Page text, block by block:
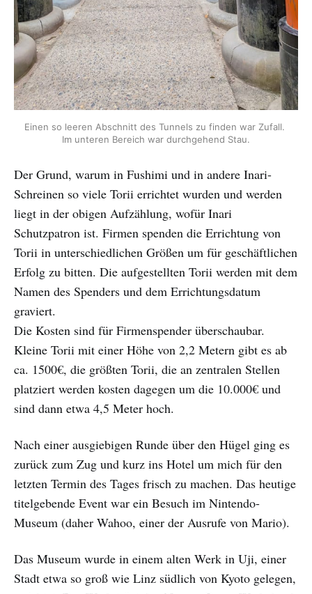
Einen so leeren Abschnitt des Tunnels zu finden war Zufall.
Im unteren Bereich war durchgehend Stau.
Der Grund, warum in Fushimi und in andere Inari-
Schreinen so viele Torii errichtet wurden und werden
liegt in der obigen Aufzählung, wofür Inari
Schutzpatron ist. Firmen spenden die Errichtung von
Torii in unterschiedlichen Größen um für geschäftlichen
Erfolg zu bitten. Die aufgestellten Torii werden mit dem
Namen des Spenders und dem Errichtungsdatum
graviert.
Die Kosten sind für Firmenspender überschaubar.
Kleine Torii mit einer Höhe von 2,2 Metern gibt es ab
ca. 1500€, die größten Torii, die an zentralen Stellen
platziert werden kosten dagegen um die 10.000€ und
sind dann etwa 4,5 Meter hoch.
Nach einer ausgiebigen Runde über den Hügel ging es
zurück zum Zug und kurz ins Hotel um mich für den
letzten Termin des Tages frisch zu machen. Das heutige
titelgebende Event war ein Besuch im Nintendo-
Museum (daher Wahoo, einer der Ausrufe von Mario).
Das Museum wurde in einem alten Werk in Uji, einer
Stadt etwa so groß wie Linz südlich von Kyoto gelegen,